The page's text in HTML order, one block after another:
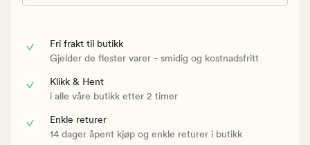
Fri frakt til butikk
Gjelder de flester varer - smidig og kostnadsfritt
Klikk & Hent
i alle våre butikk etter 2 timer
Enkle returer
14 dager åpent kjøp og enkle returer i butikk